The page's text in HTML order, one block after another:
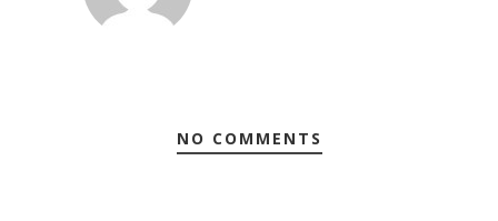
NO COMMENTS